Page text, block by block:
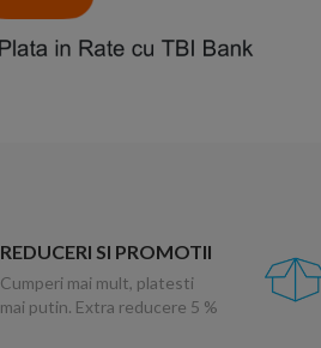
REDUCERI SI PROMOTII
Cumperi mai mult, platesti
mai putin. Extra reducere 5 %